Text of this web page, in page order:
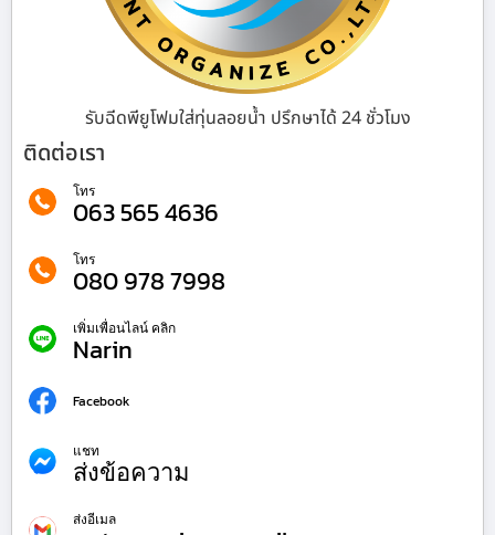
รับฉีดพียูโฟมใส่ทุ่นลอยน้ำ ปรึกษาได้ 24 ชั่วโมง
ติดต่อเรา
โทร
063 565 4636
โทร
080 978 7998
เพิ่มเพื่อนไลน์ คลิก
Narin
Facebook
แชท
ส่งข้อความ
ส่งอีเมล